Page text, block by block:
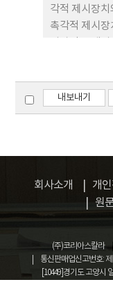
도로주행평가
해 질병이나
도 운전능력
도구를 처방받
수 있도록 운
무엇보다 중요
영위할 수 있
가진 사람이
법적인 제도
를 활성화 시
전재활서비스
각적 제시장
촉각적 제시
각적 제시장
다. 그것들은
되었을 때 정
시장치 는 피
는 것이고 전
류를 사용하
의도된 사용
차원적, 2차
능하다. 촉각
이 다양해서
이용한 접근
내보내기
회사소개 개
원
(주)코리아스칼라
통신판매업신고번호:
[10449]경기도 고양시